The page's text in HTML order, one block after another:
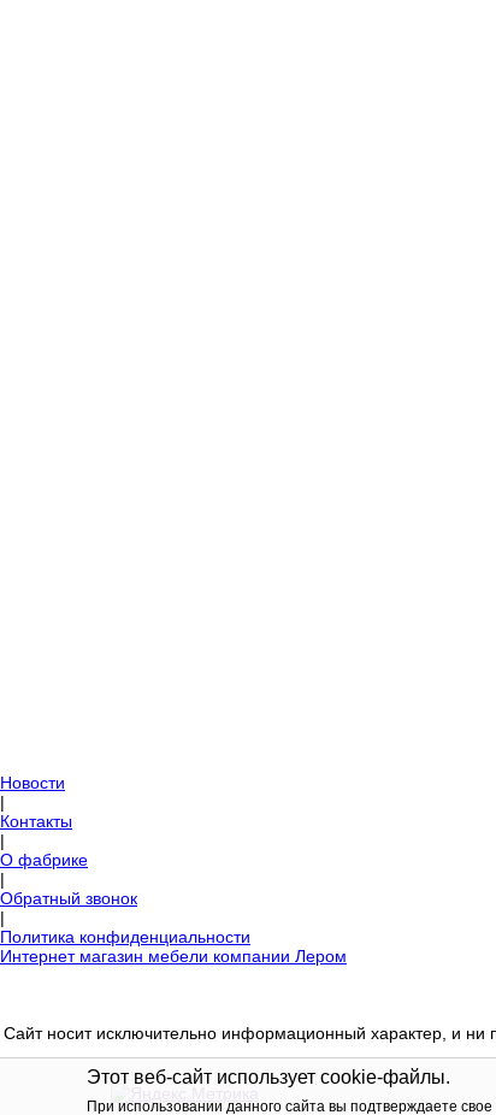
Этот веб-сайт использует cookie-файлы.
При использовании данного сайта вы подтверждаете
Новости
|
Контакты
|
О фабрике
|
Обратный звонок
|
Политика конфиденциальности
Интернет магазин мебели компании Лером
Сайт носит исключительно информационный характер, и ни